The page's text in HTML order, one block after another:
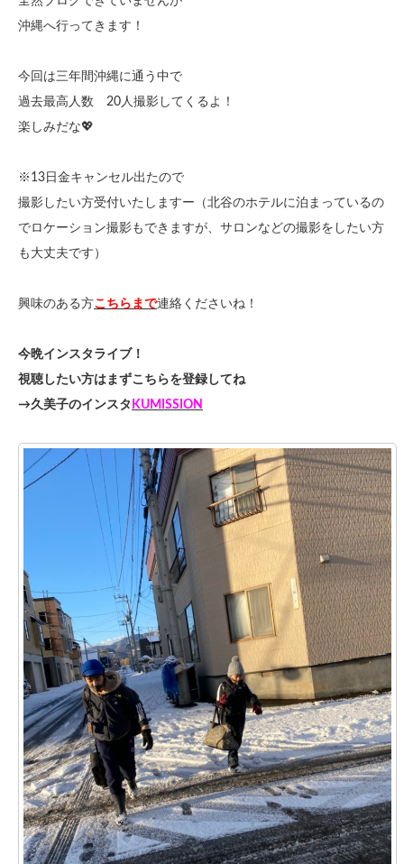
沖縄へ行ってきます！
今回は三年間沖縄に通う中で
過去最高人数 20人撮影してくるよ！
楽しみだな💖
※13日金キャンセル出たので
撮影したい方受付いたしますー（北谷のホテルに泊まっているの
でロケーション撮影もできますが、サロンなどの撮影をしたい方
も大丈夫です）
興味のある方こちらまで連絡くださいね！
今晩インスタライブ！
視聴したい方はまずこちらを登録してね
→久美子のインスタ KUMISSION